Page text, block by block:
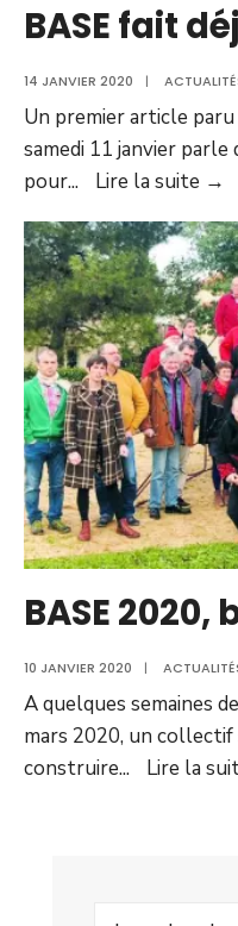
BASE fait
14 JANVIER 2020 |
Un premier article
samedi 11 janvier parle
pour... Lire la suite →
!
BASE
10 JANVIER 2020 |
A quelques semaines
mars 2020, un
construire... Lire la
Search